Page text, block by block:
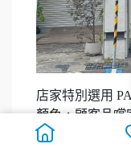
店家特別選用
顏色，顧客品嚐
脫憂鬱，留下最